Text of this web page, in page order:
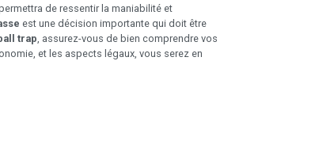
de ressentir la maniabilité et
est une décision importante qui doit être
trap , assurez-vous de bien comprendre vos
et les aspects légaux, vous serez en